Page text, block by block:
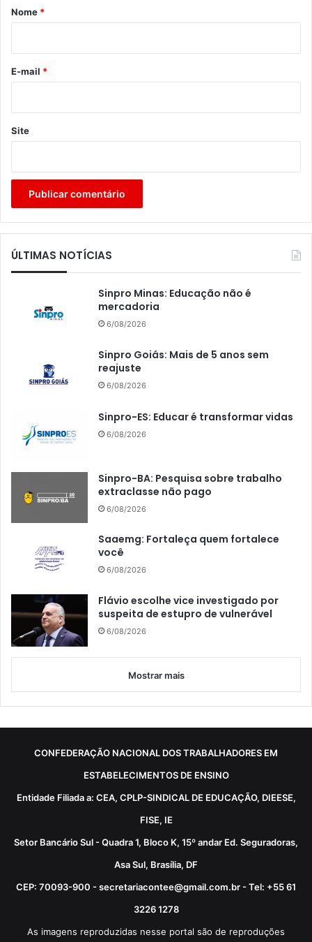
r
*
Nome *
E-mail *
Site
ÚLTIMAS NOTÍCIAS
Sinpro Minas: Educação não é
mercadoria
6/08/2026
Sinpro Goiás: Mais de 5 anos sem
reajuste
6/08/2026
Sinpro-ES: Educar é transformar vidas
6/08/2026
Sinpro-BA: Pesquisa sobre trabalho
extraclasse não pago
6/08/2026
Saaemg: Fortaleça quem fortalece
você
6/08/2026
Flávio escolhe vice investigado por
suspeita de estupro de vulnerável
6/08/2026
Mostrar mais
CONFEDERAÇÃO NACIONAL DOS TRABALHADORES EM
ESTABELECIMENTOS DE ENSINO
Entidade Filiada a: CEA, CPLP-SINDICAL DE EDUCAÇÃO, DIEESE,
FISE, IE
Setor Bancário Sul - Quadra 1, Bloco K, 15º andar Ed. Seguradoras,
Asa Sul, Brasília, DF
CEP: 70093-900 - secretariacontee@gmail.com.br - Tel: +55 61
3226 1278
As imagens reproduzidas nesse portal são de reproduções